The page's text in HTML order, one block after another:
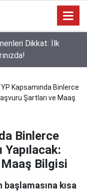
Velilerin Yanıtını
Kapsamında Binlerce
Şartları ve Maaş
Binlerce
Bilgisi
başlamasına kısa